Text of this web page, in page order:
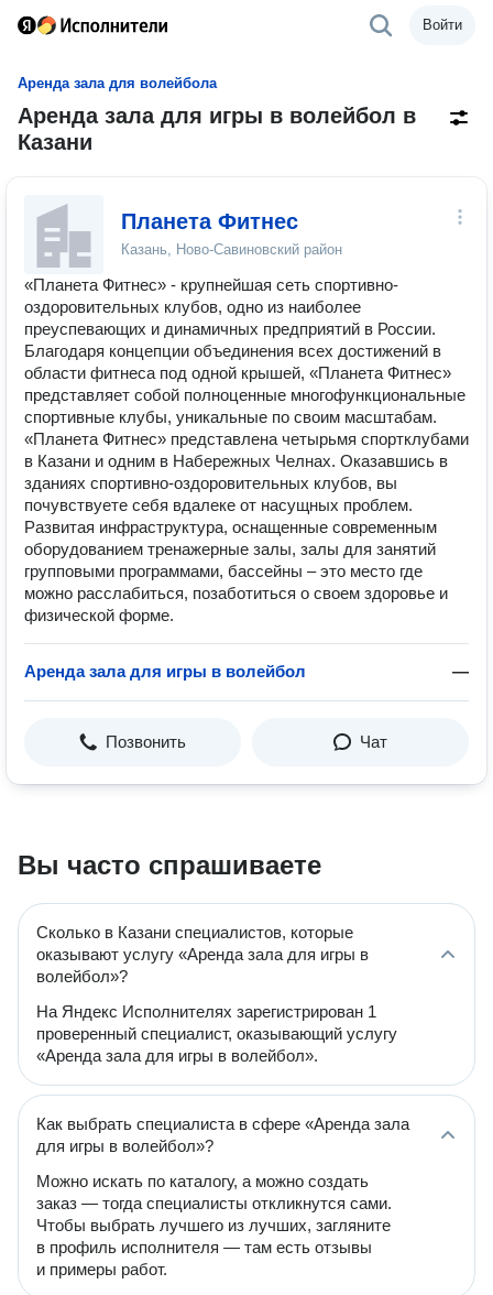
Войти
Аренда зала для волейбола
Аренда зала для игры в волейбол в
Казани
Планета Фитнес
Казань, Ново-Савиновский район
«Планета Фитнес» - крупнейшая сеть спортивно-
оздоровительных клубов, одно из наиболее
преуспевающих и динамичных предприятий в России.
Благодаря концепции объединения всех достижений в
области фитнеса под одной крышей, «Планета Фитнес»
представляет собой полноценные многофункциональные
спортивные клубы, уникальные по своим масштабам.
«Планета Фитнес» представлена четырьмя спортклубами
в Казани и одним в Набережных Челнах. Оказавшись в
зданиях спортивно-оздоровительных клубов, вы
почувствуете себя вдалеке от насущных проблем.
Развитая инфраструктура, оснащенные современным
оборудованием тренажерные залы, залы для занятий
групповыми программами, бассейны – это место где
можно расслабиться, позаботиться о своем здоровье и
физической форме.
Аренда зала для игры в волейбол —
Позвонить Чат
Вы часто спрашиваете
Сколько в Казани специалистов, которые
оказывают услугу «Аренда зала для игры в
волейбол»?
На Яндекс Исполнителях зарегистрирован 1
проверенный специалист, оказывающий услугу
«Аренда зала для игры в волейбол».
Как выбрать специалиста в сфере «Аренда зала
для игры в волейбол»?
Можно искать по каталогу, а можно создать
заказ — тогда специалисты откликнутся сами.
Чтобы выбрать лучшего из лучших, загляните
в профиль исполнителя — там есть отзывы
и примеры работ.